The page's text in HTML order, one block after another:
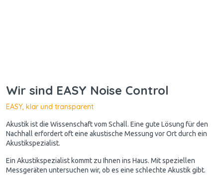
Wir sind EASY Noise Control
EASY, klar und transparent
Akustik ist die Wissenschaft vom Schall. Eine gute Lösung für den
Nachhall erfordert oft eine akustische Messung vor Ort durch ein
Akustikspezialist.
Ein Akustikspezialist kommt zu Ihnen ins Haus. Mit speziellen
Messgeräten untersuchen wir, ob es eine schlechte Akustik gibt.